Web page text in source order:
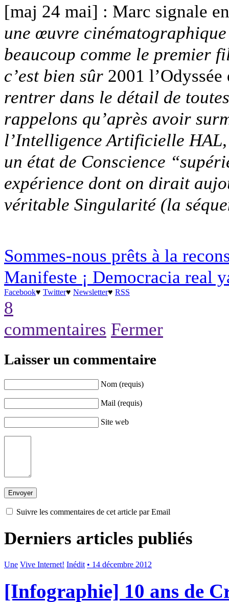
[maj 24 mai] : Marc signale
une œuvre
beaucoup comme le premier
c’est bien sûr 2001 l’Odyssée
rentrer dans le détail de
rappelons qu’après avoir
l’Intelligence Artificielle
un état de Conscience
expérience dont on dirait
véritable Singularité (la
Sommes-nous prêts à la
Manifeste ¡ Democracia real
Facebook♥ Twitter♥ Newsletter♥ RSS
8
commentaires Fermer
Laisser un commentaire
Nom (requis)
Mail (requis)
Site web
Suivre les commentaires de cet article par Email
Derniers articles publiés
Une Vive Internet! Inédit • 14 décembre 2012
[Infographie] 10 ans de